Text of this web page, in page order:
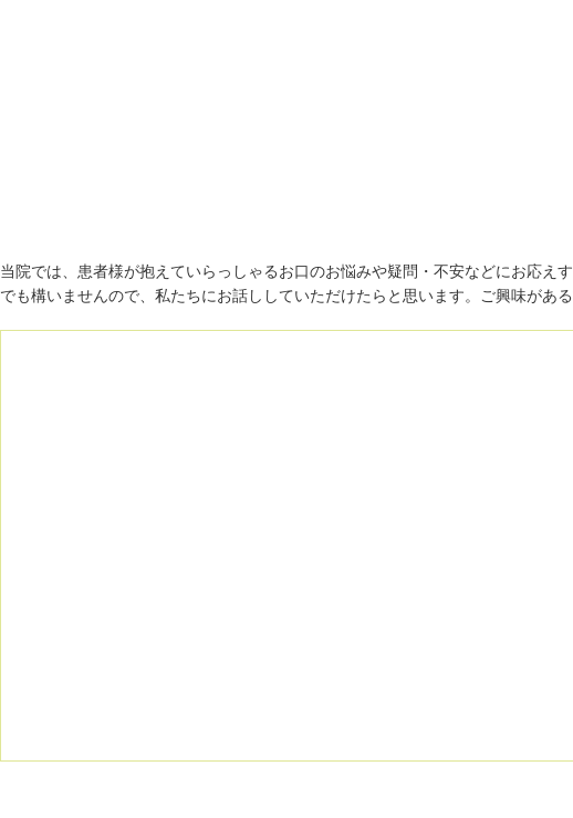
当院では、患者様が抱えていらっしゃるお口のお悩みや疑問・不安などにお応え
でも構いませんので、私たちにお話ししていただけたらと思います。ご興味があ